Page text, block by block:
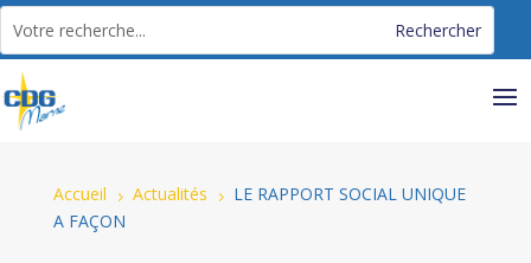
Accueil 5 Actualités 5
LE RAPPORT SOCIAL UNIQUE
A FAÇON
Panneau de gestion des cookies